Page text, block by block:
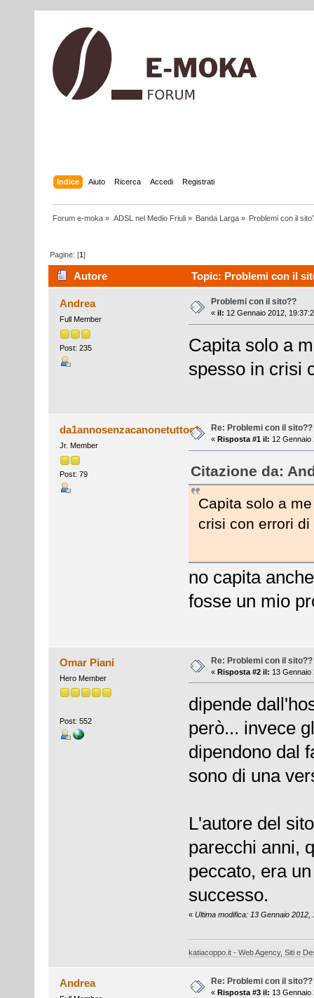
Indice Aiuto Ricerca Accedi Registrati
Forum e-moka » ADSL nel Medio Friuli» Banda Larga» Problemi con il
Pagine: [1]
Autore Topic: Problemi con il
Andrea
Full Member
Post: 235
Problemi con il sito??
« il: 12 Gennaio 2012,
Capita solo a
spesso in crisi
da1annosenzacanonetuttook
Jr. Member
Post: 79
Re: Problemi con il sito??
« Risposta #1 il: 12 Gennaio
Citazione da:
Capita solo a
crisi con errori di
no capita
fosse un mio
Omar Piani
Hero Member
Post: 552
Re: Problemi con il sito??
« Risposta #2 il: 13 Gennaio
dipende
però... invece
dipendono dal
sono di una
L'autore del
parecchi anni,
peccato, era
successo.
« Ultima modifica: 13 Gennaio 2012,
katiacoppo.it - Web Agency, Siti e
Andrea Re: Problemi con il sito??
« Risposta #3 il: 13 Gennaio